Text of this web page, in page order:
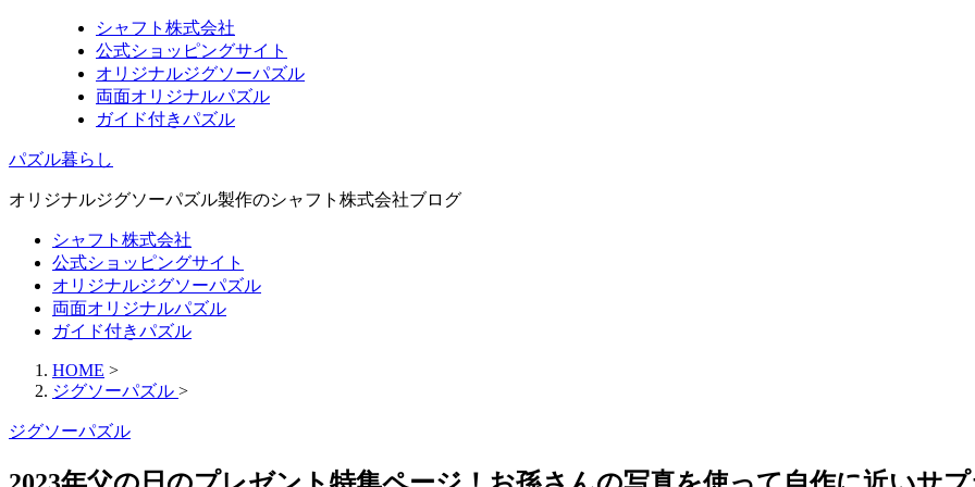
シャフト株式会社
公式ショッピングサイト
オリジナルジグソーパズル
両面オリジナルパズル
ガイド付きパズル
パズル暮らし
オリジナルジグソーパズル製作のシャフト株式会社ブログ
シャフト株式会社
公式ショッピングサイト
オリジナルジグソーパズル
両面オリジナルパズル
ガイド付きパズル
HOME >
ジグソーパズル >
ジグソーパズル